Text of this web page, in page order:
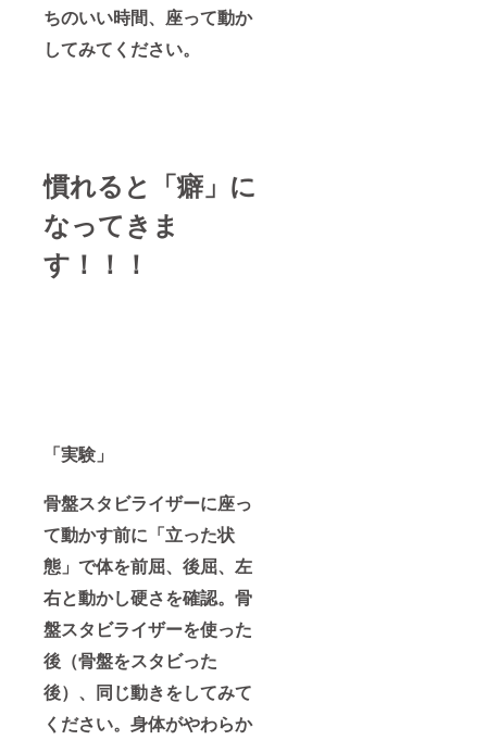
ちのいい時間、座って動か
してみてください。
慣れると「癖」に
なってきま
す！！！
「実験」
骨盤スタビライザーに座っ
て動かす前に「立った状
態」で体を前屈、後屈、左
右と動かし硬さを確認。骨
盤スタビライザーを使った
後（骨盤をスタビった
後）、同じ動きをしてみて
ください。身体がやわらか